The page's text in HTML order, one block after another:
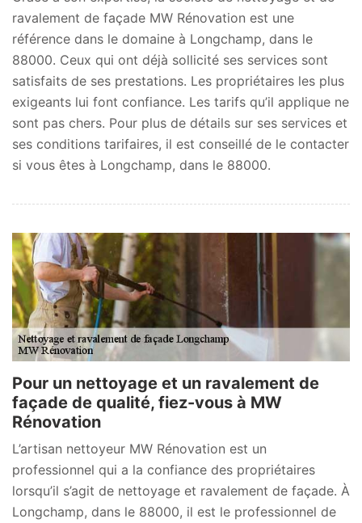
ravalement de façade MW Rénovation est une
référence dans le domaine à Longchamp, dans le
88000. Ceux qui ont déjà sollicité ses services sont
satisfaits de ses prestations. Les propriétaires les plus
exigeants lui font confiance. Les tarifs qu’il applique ne
sont pas chers. Pour plus de détails sur ses services et
ses conditions tarifaires, il est conseillé de le contacter
si vous êtes à Longchamp, dans le 88000.
Pour un nettoyage et un ravalement de
façade de qualité, fiez-vous à MW
Rénovation
L’artisan nettoyeur MW Rénovation est un
professionnel qui a la confiance des propriétaires
lorsqu’il s’agit de nettoyage et ravalement de façade. À
Longchamp, dans le 88000, il est le professionnel de